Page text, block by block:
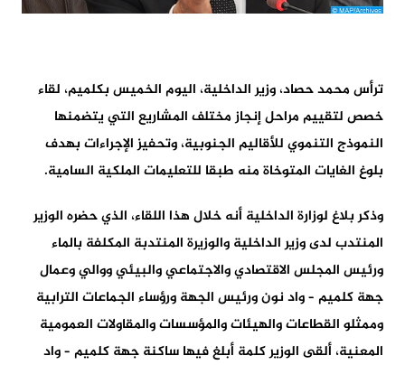
ترأس محمد حصاد، وزير الداخلية، اليوم الخميس بكلميم، لقاء
خصص لتقييم مراحل إنجاز مختلف المشاريع التي يتضمنها
النموذج التنموي للأقاليم الجنوبية، وتحفيز الإجراءات بهدف
بلوغ الغايات المتوخاة منه طبقا للتعليمات الملكية السامية.
وذكر بلاغ لوزارة الداخلية أنه خلال هذا اللقاء، الذي حضره الوزير
المنتدب لدى وزير الداخلية والوزيرة المنتدبة المكلفة بالماء
ورئيس المجلس الاقتصادي والاجتماعي والبيئي ووالي وعمال
جهة كلميم – واد نون ورئيس الجهة ورؤساء الجماعات الترابية
وممثلو القطاعات والهيئات والمؤسسات والمقاولات العمومية
المعنية، ألقى الوزير كلمة أبلغ فيها ساكنة جهة كلميم – واد